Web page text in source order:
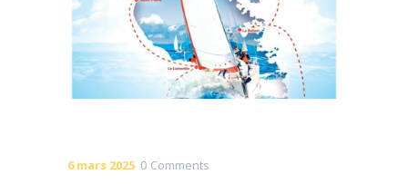
6 mars 2025 0 Comments